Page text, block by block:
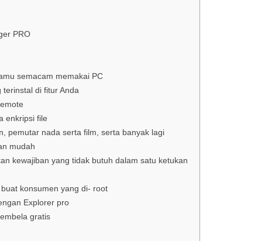
PRO
semacam memakai PC
di fitur Anda
enkripsi file
pemutar nada serta film, serta banyak lagi
mudah
kewajiban yang tidak butuh dalam satu ketukan
konsumen yang di- root
Explorer pro
gratis